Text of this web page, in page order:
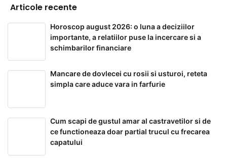
Articole recente
Horoscop august 2026: o luna a deciziilor
importante, a relatiilor puse la incercare si a
schimbarilor financiare
Mancare de dovlecei cu rosii si usturoi, reteta
simpla care aduce vara in farfurie
Cum scapi de gustul amar al castravetilor si de
ce functioneaza doar partial trucul cu frecarea
capatului